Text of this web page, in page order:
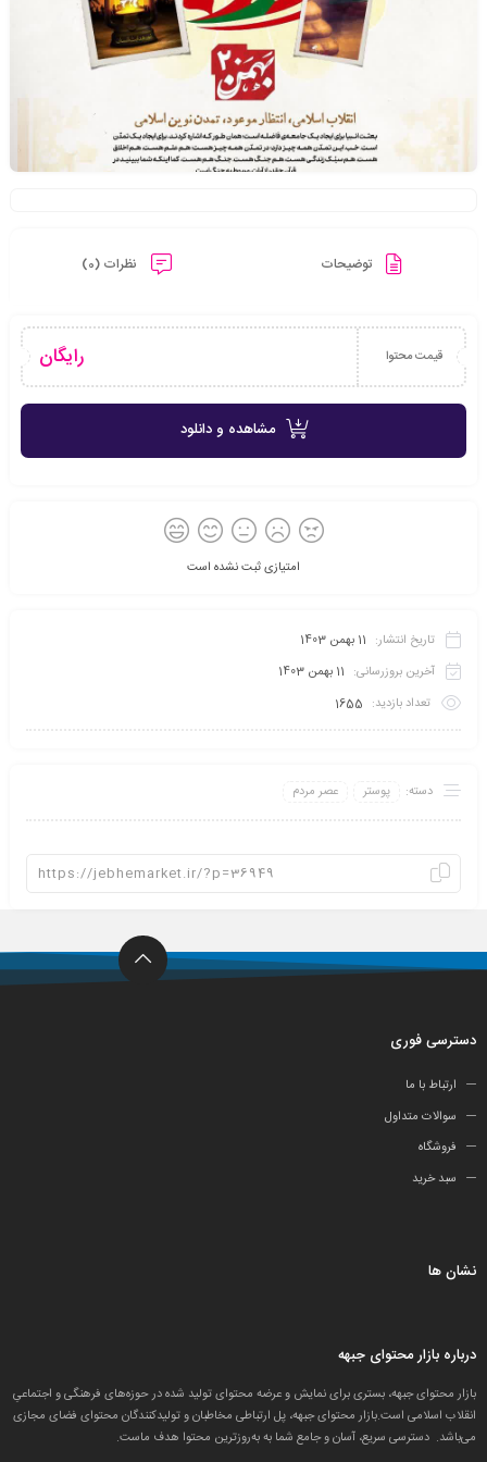
توضیحات نظرات (0)
قیمت محتوا رایگان
مشاهده و دانلود
امتیازی ثبت نشده است
تاریخ انتشار: 11 بهمن 1403
آخرین بروزرسانی: 11 بهمن 1403
تعداد بازدید: 1655
دسته: پوستر عصر مردم
دسترسی فوری
ارتباط با ما
سوالات متداول
فروشگاه
سبد خرید
نشان ها
درباره بازار محتوای جبهه
بازار محتوای جبهه، بستری برای نمایش و عرضه محتوای تولید شده در حوزه‌های فرهنگی و اجتماعیِ
انقلاب اسلامی است.بازار محتوای جبهه، پل ارتباطی مخاطبان و تولید‌کنندگان محتوای فضای مجازی
می‌باشد. دسترسی سریع، آسان و جامع شما به به‌روزترین محتوا هدف ماست.